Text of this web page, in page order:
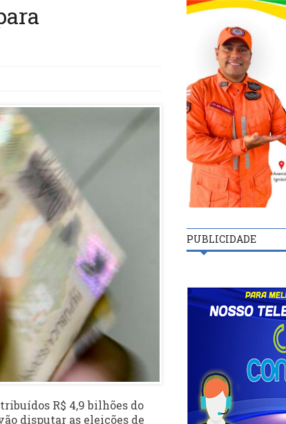
R$ 4,9 bilhões do
disputar as eleições de
PUBLICIDADE